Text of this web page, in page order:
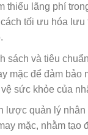
thiểu lãng phí
tối ưu hóa lưu
sách và tiêu
mặc để đảm bảo
sức khỏe của
lược quản lý
mặc, nhằm tạo